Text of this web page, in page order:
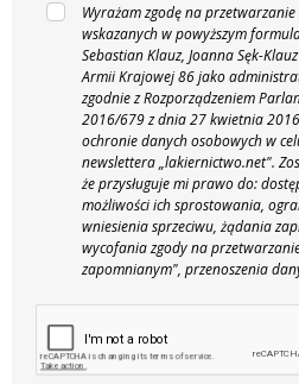
Wyrażam zgodę na
wskazanych w powyższym
Sebastian Klauz, Joanna Sęk-
Armii Krajowej 86 jako
zgodnie z Rozporządzeniem
2016/679 z dnia 27 kwietnia
ochronie danych osobowych w
newslettera „lakiernictwo.net".
że przysługuje mi prawo do:
możliwości ich sprostowania,
wniesienia sprzeciwu, żądania
wycofania zgody na
zapomnianym", przenoszenia